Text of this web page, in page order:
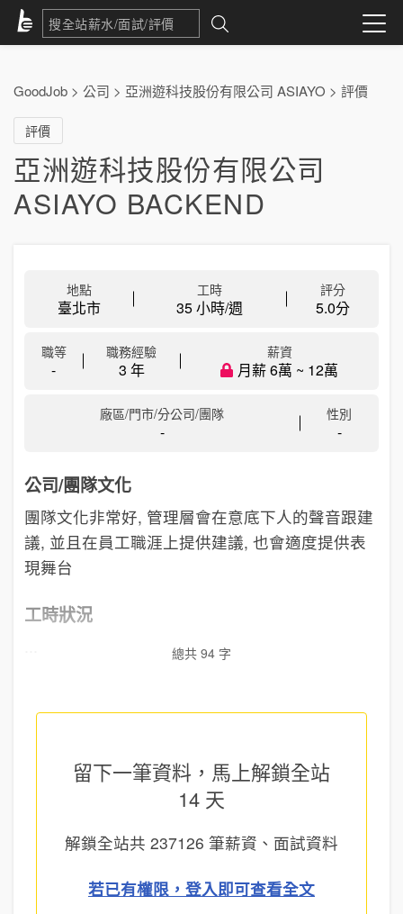
GoodJob > 公司 > 亞洲遊科技股份有限公司 ASIAYO > 評價
評價
亞洲遊科技股份有限公司
ASIAYO BACKEND
地點
臺北市
工時
35 小時/週
評分
5.0分
職等
-
職務經驗
3 年
薪資
月薪 6萬 ~ 12萬
廠區/門市/分公司/團隊
-
性別
-
公司/團隊文化
團隊文化非常好, 管理層會在意底下人的聲音跟建
議, 並且在員工職涯上提供建議, 也會適度提供表
現舞台
工時狀況
總共 94 字
留下一筆資料，馬上解鎖全站
14 天
解鎖全站共 237126 筆薪資、面試資料
若已有權限，登入即可查看全文